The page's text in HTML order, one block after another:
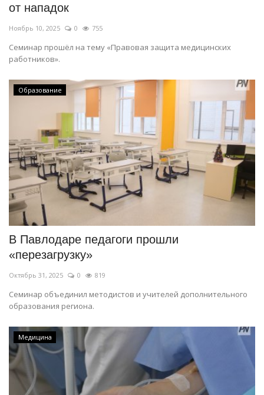
от нападок
Ноябрь 10, 2025 0 755
Семинар прошёл на тему «Правовая защита медицинских
работников».
Образование
В Павлодаре педагоги прошли
«перезагрузку»
Октябрь 31, 2025 0 819
Семинар объединил методистов и учителей дополнительного
образования региона.
Медицина